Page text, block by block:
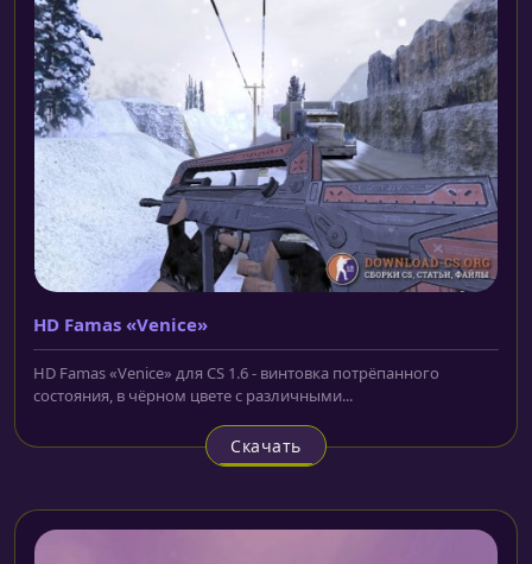
HD Famas «Venice»
HD Famas «Venice» для CS 1.6 - винтовка потрёпанного
состояния, в чёрном цвете с различными...
Скачать